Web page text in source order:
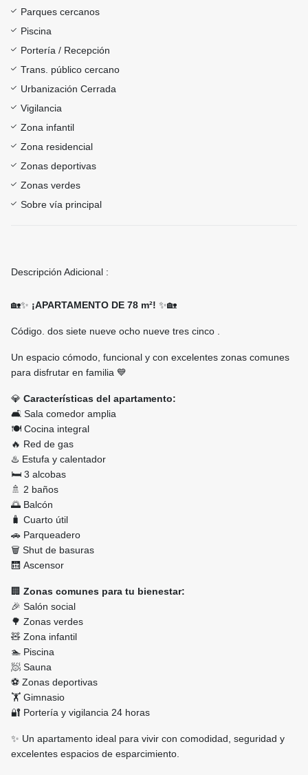
Parques cercanos
Piscina
Portería / Recepción
Trans. público cercano
Urbanización Cerrada
Vigilancia
Zona infantil
Zona residencial
Zonas deportivas
Zonas verdes
Sobre vía principal
Descripción Adicional :
🏡✨ ¡APARTAMENTO DE 78 m²! ✨🏡
Código. dos siete nueve ocho nueve tres cinco .
Un espacio cómodo, funcional y con excelentes zonas comunes
para disfrutar en familia 💙
💎 Características del apartamento:
🛋️ Sala comedor amplia
🍽️ Cocina integral
🔥 Red de gas
♨️ Estufa y calentador
🛏️ 3 alcobas
🚿 2 baños
🌅 Balcón
🧳 Cuarto útil
🚗 Parqueadero
🗑️ Shut de basuras
🛗 Ascensor
🏢 Zonas comunes para tu bienestar:
🎉 Salón social
🌳 Zonas verdes
🧸 Zona infantil
🏊 Piscina
🧖 Sauna
⚽ Zonas deportivas
🏋️ Gimnasio
🔐 Portería y vigilancia 24 horas
✨ Un apartamento ideal para vivir con comodidad, seguridad y
excelentes espacios de esparcimiento.